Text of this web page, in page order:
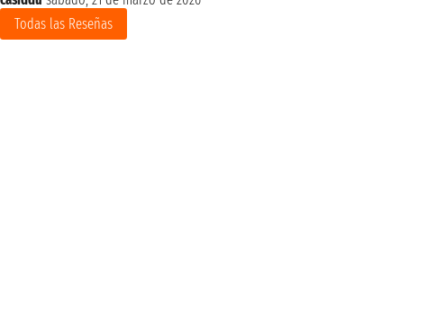
Todas las Reseñas